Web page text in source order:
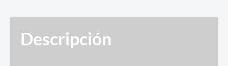
Descripción